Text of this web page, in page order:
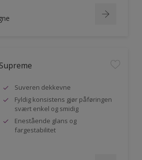
Suveren dekkevne
Fyldig konsistens gjør påføringen
svært enkel og smidig
Enestående glans og
fargestabilitet